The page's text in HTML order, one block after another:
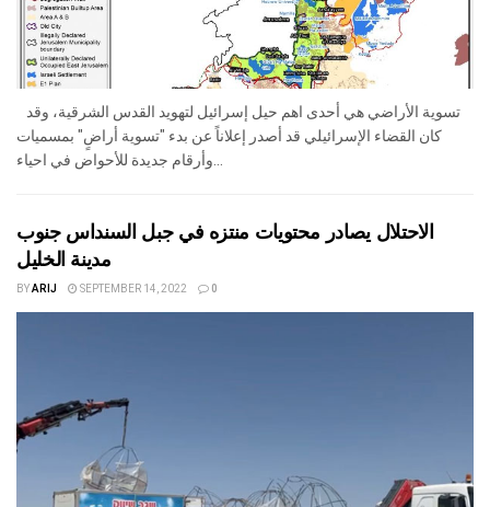
كان القضاء الإسرائيلي قد أصدر إعلاناً عن بدء "تسوية أراضٍ" بمسميات
الاحتلال يصادر محتويات منتزه في جبل السنداس جنوب
مدينة الخليل
BYARIJ SEPTEMBER 14, 2022 0